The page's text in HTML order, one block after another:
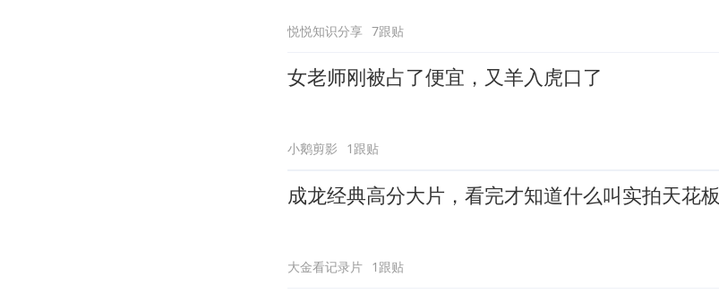
悦悦知识分享 7跟贴
女老师刚被占了便宜，又羊入虎口了
小鹅剪影 1跟贴
成龙经典高分大片，看完才知道什么叫实拍天花板
大金看记录片 1跟贴